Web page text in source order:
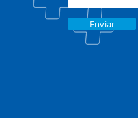
Enviar